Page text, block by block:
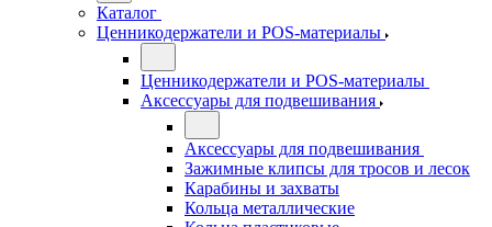
Каталог
Ценникодержатели и POS-материалы
Ценникодержатели и POS-материалы
Аксессуары для подвешивания
Аксессуары для подвешивания
Зажимные клипсы для тросов и лесок
Карабины и захваты
Кольца металлические